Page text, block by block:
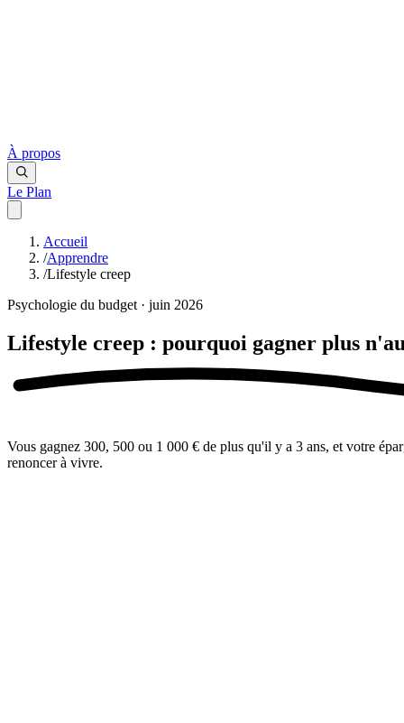
À propos
Le Plan
Accueil
/Apprendre
/Lifestyle creep
Psychologie du budget · juin 2026
Lifestyle creep : pourquoi gagner plus
Vous gagnez 300, 500 ou 1 000 € de plus qu'il y a 3 ans, et votre
renoncer à vivre.